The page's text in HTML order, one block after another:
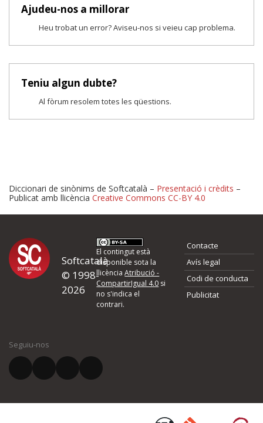
Ajudeu-nos a millorar
Heu trobat un error? Aviseu-nos si veieu cap problema.
Teniu algun dubte?
Al fòrum resolem totes les qüestions.
Proposeu-nos millores o
d'errors
Si heu trobat un error o voleu proposar alguna millora, ompliu els
quina és la millora que proposeu o l'error del qual voleu informar-
El vostre correu electrònic *
Diccionari de sinònims de Softcatalà – Presentació i crèdits –
Publicat amb llicència Creative Commons CC-BY 4.0
Softcatalà
© 1998-
2026
El contingut està
disponible sota la
llicènciaAtribució -
CompartirIgual 4.0 si
no s'indica el
contrari.
Contacte
Avís legal
Codi de conducta
Publicitat
Seguiu-nos